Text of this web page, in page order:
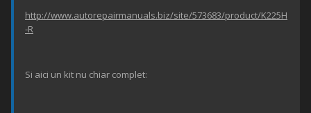
http://www.autorepairmanuals.biz/site/573683/product/K225H
-R
Si aici un kit nu chiar complet: